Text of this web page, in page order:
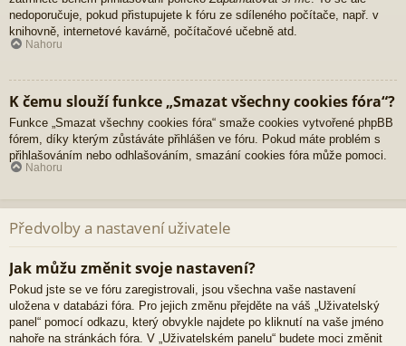
nedoporučuje, pokud přistupujete k fóru ze sdíleného počítače, např. v
knihovně, internetové kavárně, počítačové učebně atd.
Nahoru
K čemu slouží funkce „Smazat všechny cookies fóra“?
Funkce „Smazat všechny cookies fóra“ smaže cookies vytvořené phpBB
fórem, díky kterým zůstáváte přihlášen ve fóru. Pokud máte problém s
přihlašováním nebo odhlašováním, smazání cookies fóra může pomoci.
Nahoru
Předvolby a nastavení uživatele
Jak můžu změnit svoje nastavení?
Pokud jste se ve fóru zaregistrovali, jsou všechna vaše nastavení
uložena v databázi fóra. Pro jejich změnu přejděte na váš „Uživatelský
panel“ pomocí odkazu, který obvykle najdete po kliknutí na vaše jméno
nahoře na stránkách fóra. V „Uživatelském panelu“ budete moci změnit